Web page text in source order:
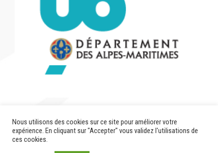
Terminée
Nous utilisons des cookies sur ce site pour améliorer votre
expérience. En cliquant sur "Accepter" vous validez l'utilisations de
ces cookies.